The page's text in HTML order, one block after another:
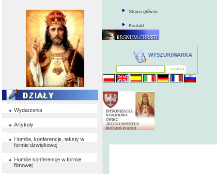
Wydarzenia
Artykuły
Homilie, konferencje, teksty w
formie dzwiękowej
Homilie konferencje w formie
filmowej
Strona główna
Kontakt
WYSZUKIWARKA